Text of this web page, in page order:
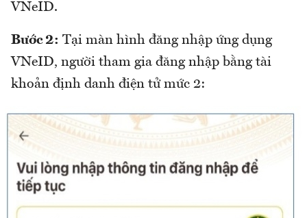
VNeID.
Bước 2: Tại màn hình đăng nhập ứng dụng
VNeID, người tham gia đăng nhập bằng tài
khoản định danh điện tử mức 2: